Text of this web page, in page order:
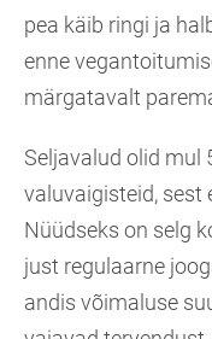
pea käib ringi ja
enne
märgatavalt
Seljavalud olid mul
valuvaigisteid, sest
Nüüdseks on selg
just regulaarne
andis võimaluse